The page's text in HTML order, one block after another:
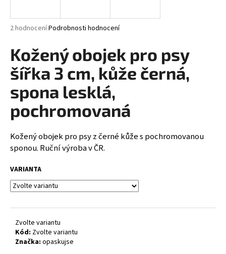
Průměrné
produktu
je
5,0
z
hvězdiček.
2 hodnoceníPodrobnosti hodnocení
Kožený obojek pro psy
šířka 3 cm, kůže černá,
spona lesklá,
pochromovaná
Kožený obojek pro psy z černé kůže s pochromovanou
sponou. Ruční výroba v ČR.
VARIANTA
Zvolte variantu
Kód: Zvolte variantu
Značka: opaskujse
j
t
?
HLEDAT
o
p
o
r
u